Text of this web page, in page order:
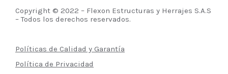
Copyright © 2022 – Flexon Estructuras y Herrajes S.A.S
– Todos los derechos reservados.
Políticas de Calidad y Garantía
Política de Privacidad